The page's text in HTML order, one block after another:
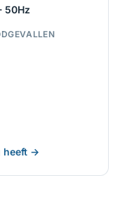
50Hz
heeft →